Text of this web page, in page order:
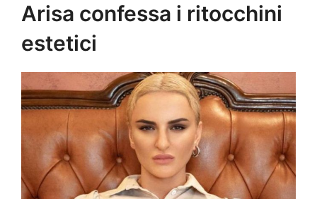
Arisa confessa i ritocchini
estetici